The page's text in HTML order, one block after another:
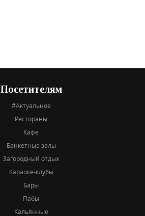
Посетителям
#Актуальное
Рестораны
Кафе
Банкетные залы
Загородный отдых
Караоке-клубы
Бары
Пабы
Кальянные